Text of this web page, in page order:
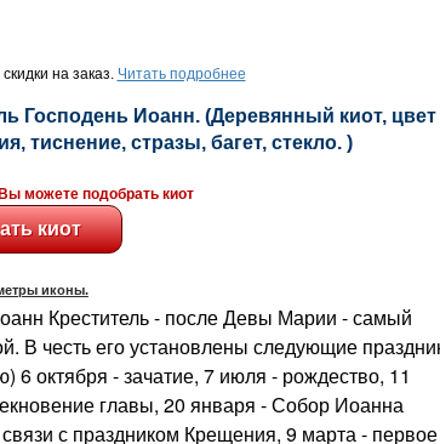
на заказ. Читать подробнее
Господень Иоанн. (Деревянный киот,
тиснение, стразы, багет, стекло. )
можете подобрать киот
иконы.
Креститель - после Девы Марии - самый
В честь его установлены следующие
6 октября - зачатие, 7 июля - рождество, 11
главы, 20 января - Собор Иоанна
связи с праздником Крещения, 9 марта -